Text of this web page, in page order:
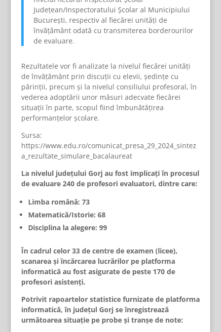
Județean/Inspectoratului Școlar al Municipiului
București, respectiv al fiecărei unități de
învățământ odată cu transmiterea borderourilor
de evaluare.
Rezultatele vor fi analizate la nivelul fiecărei unități
de învățământ prin discuții cu elevii, ședințe cu
părinții, precum și la nivelul consiliului profesoral, în
vederea adoptării unor măsuri adecvate fiecărei
situații în parte, scopul fiind îmbunătățirea
performanțelor școlare.
Sursa:
https://www.edu.ro/comunicat_presa_29_2024_sintez
a_rezultate_simulare_bacalaureat
La nivelul județului Gorj au fost implicați în procesul
de evaluare 240 de profesori evaluatori, dintre care:
Limba română: 73
Matematică/Istorie: 68
Disciplina la alegere: 99
În cadrul celor 33 de centre de examen (licee),
scanarea și încărcarea lucrărilor pe platforma
informatică au fost asigurate de peste 170 de
profesori asistenți.
Potrivit rapoartelor statistice furnizate de platforma
informatică, în județul Gorj se înregistrează
următoarea situație pe probe și tranșe de note: